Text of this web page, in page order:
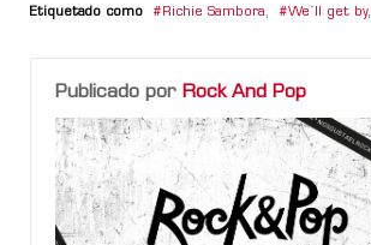
Etiquetado como Richie Sambora, We`ll get by,
Publicado por Rock And Pop